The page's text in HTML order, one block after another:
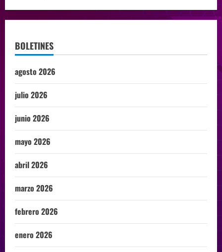
BOLETINES
agosto 2026
julio 2026
junio 2026
mayo 2026
abril 2026
marzo 2026
febrero 2026
enero 2026